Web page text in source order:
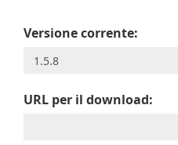
Versione corrente:
URL per il download: